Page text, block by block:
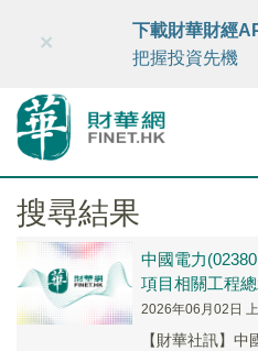
財華智庫網 FINTV
×
下載財華財經
把握投資先機
搜尋結果
中國電力
項目相關工程
2026年06月02日
【財華社訊】